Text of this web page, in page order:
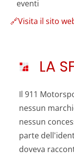
eventi
🔗Visita il sito
LA
Il 911
nessun
nessun
parte
doveva